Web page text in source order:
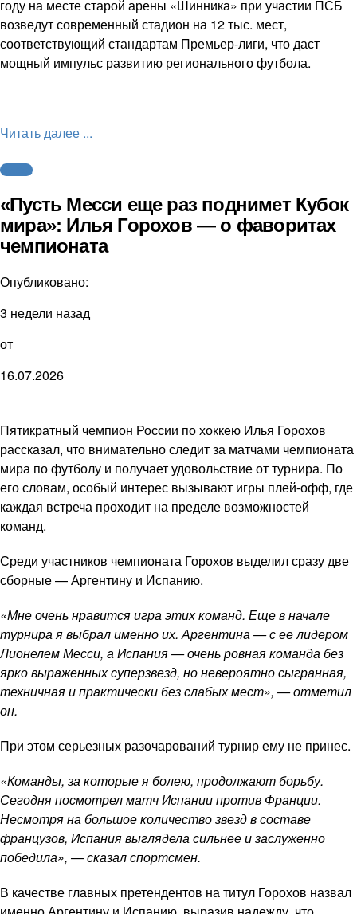
году на месте старой арены «Шинника» при участии ПСБ
возведут современный стадион на 12 тыс. мест,
соответствующий стандартам Премьер-лиги, что даст
мощный импульс развитию регионального футбола.
Читать далее ...
Футбол
«Пусть Месси еще раз поднимет Кубок
мира»: Илья Горохов — о фаворитах
чемпионата
Опубликовано:
3 недели назад
от
16.07.2026
Пятикратный чемпион России по хоккею Илья Горохов
рассказал, что внимательно следит за матчами чемпионата
мира по футболу и получает удовольствие от турнира. По
его словам, особый интерес вызывают игры плей-офф, где
каждая встреча проходит на пределе возможностей
команд.
Среди участников чемпионата Горохов выделил сразу две
сборные — Аргентину и Испанию.
«Мне очень нравится игра этих команд. Еще в начале
турнира я выбрал именно их. Аргентина — с ее лидером
Лионелем Месси, а Испания — очень ровная команда без
ярко выраженных суперзвезд, но невероятно сыгранная,
техничная и практически без слабых мест», — отметил
он.
При этом серьезных разочарований турнир ему не принес.
«Команды, за которые я болею, продолжают борьбу.
Сегодня посмотрел матч Испании против Франции.
Несмотря на большое количество звезд в составе
французов, Испания выглядела сильнее и заслуженно
победила», — сказал спортсмен.
В качестве главных претендентов на титул Горохов назвал